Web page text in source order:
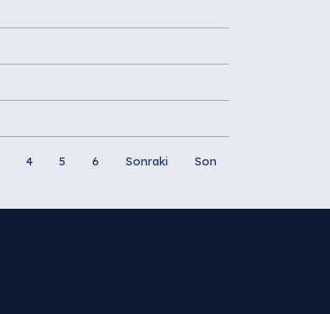
4 5 6 Sonraki Son